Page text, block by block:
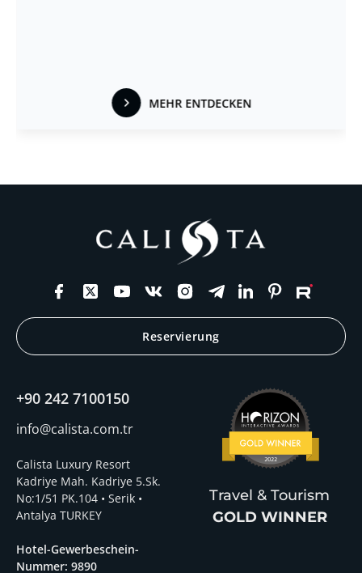
MEHR ENTDECKEN
Reservierung
+90 242 7100150
info@calista.com.tr
Calista Luxury Resort
Kadriye Mah. Kadriye 5.Sk.
No:1/51 PK.104 • Serik •
Antalya TURKEY
Hotel-Gewerbeschein-
Nummer: 9890
Travel & Tourism
GOLD WINNER